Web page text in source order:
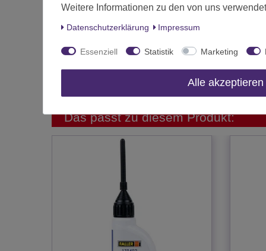
Das passt zu diesem Produkt:
Weitere Informationen zu den von uns
Daten­schutz­erklärung Impressum
Essenziell Statistik Marketing
Alle akzeptieren